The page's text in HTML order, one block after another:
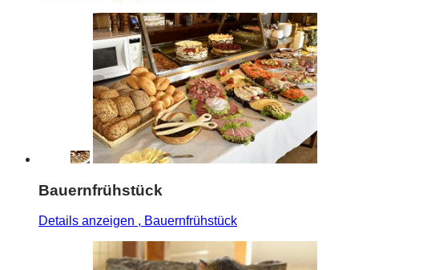
Bauernfrühstück
Details anzeigen , Bauernfrühstück